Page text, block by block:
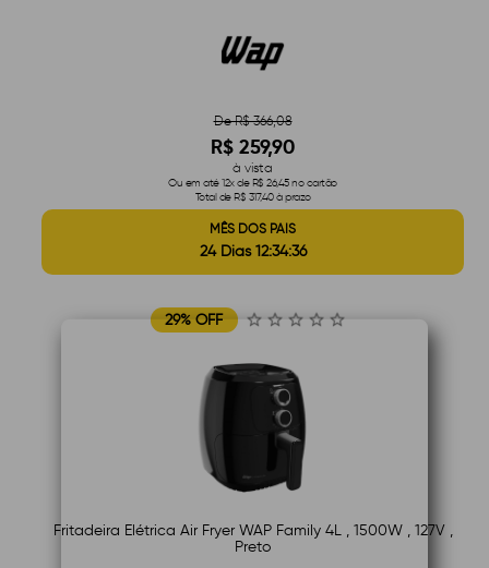
De R$ 366,08
R$ 259,90
à vista
Ou em até 12x de R$ 26,45 no cartão
Total de R$ 317,40 à prazo
MÊS DOS PAIS
24 Dias 12:34:35
29% OFF
Fritadeira Elétrica Air Fryer WAP Family 4L , 1500W , 127V ,
Preto